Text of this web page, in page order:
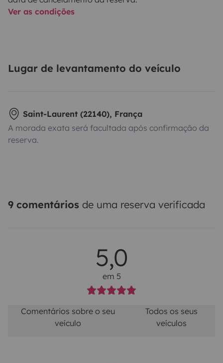
Ver as condições
Lugar de levantamento do veículo
Saint-Laurent (22140), França
A morada exata será facultada após confirmação da
reserva.
9 comentários de uma reserva verificada
5,0
em 5
Comentários sobre o seu
veículo
Todos os seus
veículos